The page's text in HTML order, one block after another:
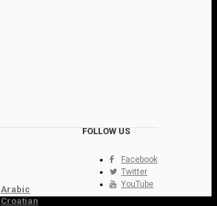
FOLLOW US
Facebook
Twitter
YouTube
Arabic
Croatian